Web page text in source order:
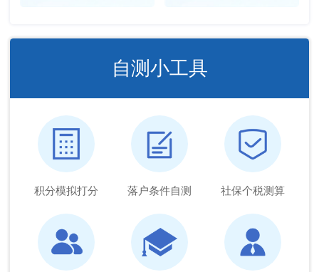
自测小工具
积分模拟打分 落户条件自测 社保个税测算